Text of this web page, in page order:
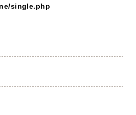
single.php